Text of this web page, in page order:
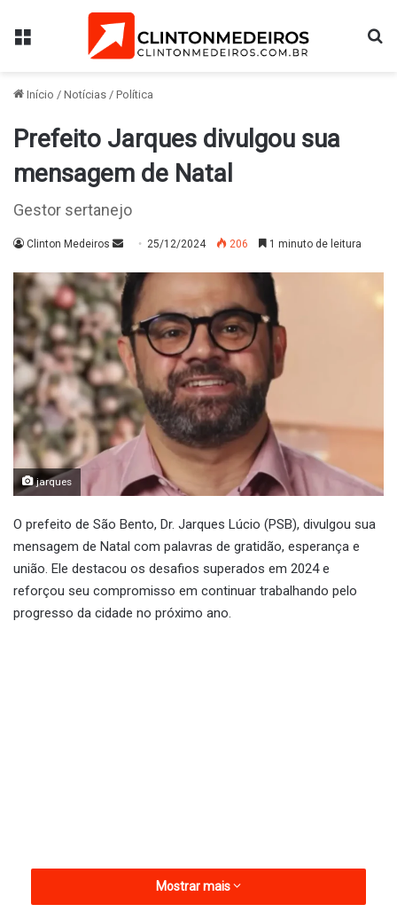
Menu
Início / Notícias / Política
Prefeito Jarques divulgou sua
mensagem de Natal
Gestor sertanejo
Clinton Medeiros
Mande
e-
mail
25/12/2024 206 1 minuto de leitura
jarques
O prefeito de São Bento, Dr. Jarques Lúcio (PSB), divulgou sua
mensagem de Natal com palavras de gratidão, esperança e
união. Ele destacou os desafios superados em 2024 e
reforçou seu compromisso em continuar trabalhando pelo
progresso da cidade no próximo ano.
Mostrar mais